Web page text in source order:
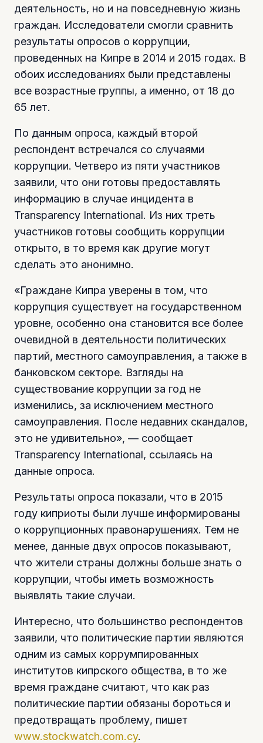
деятельность, но и на повседневную жизнь
граждан. Исследователи смогли сравнить
результаты опросов о коррупции,
проведенных на Кипре в 2014 и 2015 годах. В
обоих исследованиях были представлены
все возрастные группы, а именно, от 18 до
65 лет.
По данным опроса, каждый второй
респондент встречался со случаями
коррупции. Четверо из пяти участников
заявили, что они готовы предоставлять
информацию в случае инцидента в
Transparency International. Из них треть
участников готовы сообщить коррупции
открыто, в то время как другие могут
сделать это анонимно.
«Граждане Кипра уверены в том, что
коррупция существует на государственном
уровне, особенно она становится все более
очевидной в деятельности политических
партий, местного самоуправления, а также в
банковском секторе. Взгляды на
существование коррупции за год не
изменились, за исключением местного
самоуправления. После недавних скандалов,
это не удивительно», — сообщает
Transparency International, ссылаясь на
данные опроса.
Результаты опроса показали, что в 2015
году киприоты были лучше информированы
о коррупционных правонарушениях. Тем не
менее, данные двух опросов показывают,
что жители страны должны больше знать о
коррупции, чтобы иметь возможность
выявлять такие случаи.
Интересно, что большинство респондентов
заявили, что политические партии являются
одним из самых коррумпированных
институтов кипрского общества, в то же
время граждане считают, что как раз
политические партии обязаны бороться и
предотвращать проблему, пишет
www.stockwatch.com.cy.